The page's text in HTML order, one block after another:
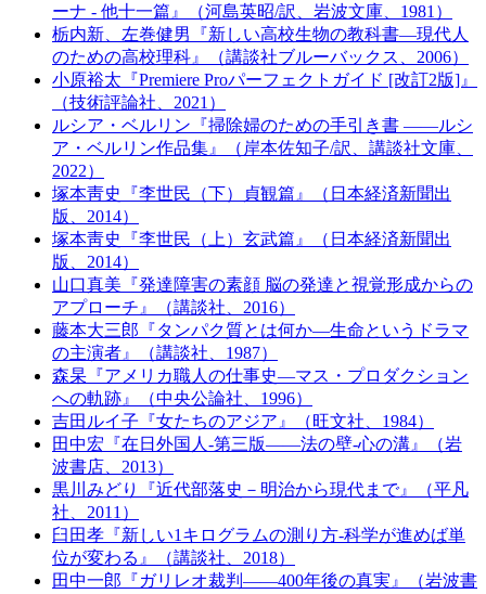
ーナ - 他十一篇』（河島英昭/訳、岩波文庫、1981）
栃内新、左巻健男『新しい高校生物の教科書―現代人
のための高校理科』（講談社ブルーバックス、2006）
小原裕太『Premiere Proパーフェクトガイド [改訂2版]』
（技術評論社、2021）
ルシア・ベルリン『掃除婦のための手引き書 ――ルシ
ア・ベルリン作品集』（岸本佐知子/訳、講談社文庫、
2022）
塚本靑史『李世民（下）貞観篇』（日本経済新聞出
版、2014）
塚本靑史『李世民（上）玄武篇』（日本経済新聞出
版、2014）
山口真美『発達障害の素顔 脳の発達と視覚形成からの
アプローチ』（講談社、2016）
藤本大三郎『タンパク質とは何か―生命というドラマ
の主演者』（講談社、1987）
森杲『アメリカ職人の仕事史―マス・プロダクション
への軌跡』（中央公論社、1996）
吉田ルイ子『女たちのアジア』（旺文社、1984）
田中宏『在日外国人-第三版――法の壁-心の溝』（岩
波書店、2013）
黒川みどり『近代部落史－明治から現代まで』（平凡
社、2011）
臼田孝『新しい1キログラムの測り方-科学が進めば単
位が変わる』（講談社、2018）
田中一郎『ガリレオ裁判――400年後の真実』（岩波書